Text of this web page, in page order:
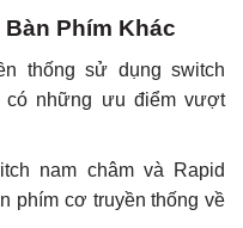
Bàn Phím Khác
thống sử dụng switch
những ưu điểm vượt
nam châm và Rapid
phím cơ truyền thống về